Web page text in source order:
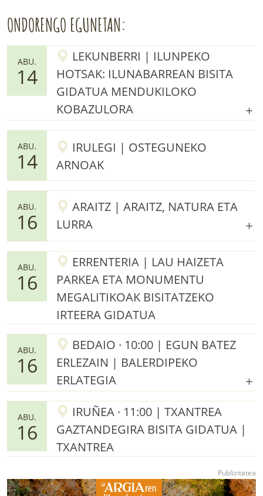
ONDORENGO EGUNETAN:
ABU.
14
LEKUNBERRI | ILUNPEKO
HOTSAK: ILUNABARREAN BISITA
GIDATUA MENDUKILOKO
KOBAZULORA
ABU.
14
IRULEGI | OSTEGUNEKO
ARNOAK
ABU.
16
ARAITZ | ARAITZ, NATURA ETA
LURRA
ABU.
16
ERRENTERIA | LAU HAIZETA
PARKEA ETA MONUMENTU
MEGALITIKOAK BISITATZEKO
IRTEERA GIDATUA
ABU.
16
BEDAIO · 10:00 | EGUN BATEZ
ERLEZAIN | BALERDIPEKO
ERLATEGIA
ABU.
16
IRUÑEA · 11:00 | TXANTREA
GAZTANDEGIRA BISITA GIDATUA |
TXANTREA